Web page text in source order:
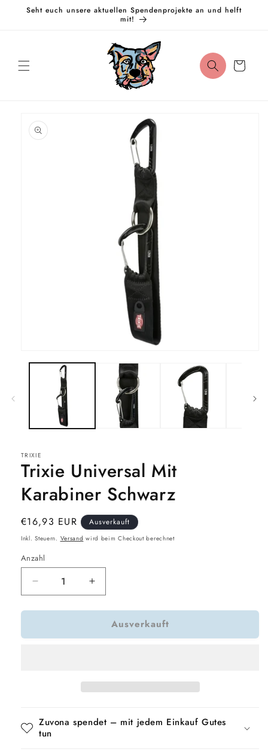
zum
Seht euch unsere aktuellen Spendenprojekte an und helft
mit!
Warenkorb
TRIXIE
Trixie Universal Mit
Karabiner Schwarz
Normaler
Preis
€16,93 EUR Ausverkauft
Inkl. Steuern. Versand wird beim Checkout berechnet
Anzahl
Verringere
die
Menge
Trixie
Erhöhe
die
Menge
Trixie
Ausverkauft
Zuvona spendet – mit jedem Einkauf Gutes
tun